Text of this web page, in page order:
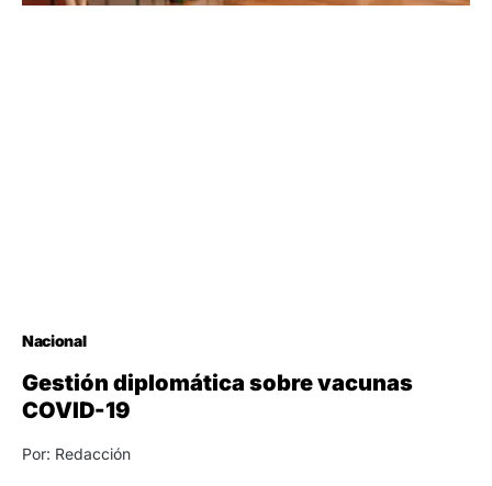
Nacional
Gestión diplomática sobre vacunas
COVID-19
Por: Redacción